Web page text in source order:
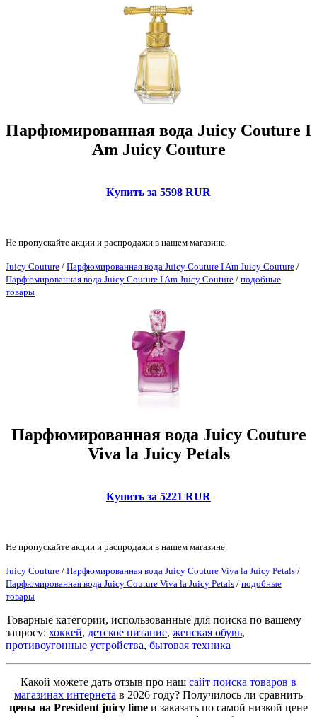
Парфюмированная вода Juicy Couture I
Am Juicy Couture
Купить за 5598 RUR
Не пропускайте акции и распродажи в нашем магазине.
Juicy Couture / Парфюмированная вода Juicy Couture I Am Juicy Couture /
Парфюмированная вода Juicy Couture I Am Juicy Couture / подобные
товары
Парфюмированная вода Juicy Couture
Viva la Juicy Petals
Купить за 5221 RUR
Не пропускайте акции и распродажи в нашем магазине.
Juicy Couture / Парфюмированная вода Juicy Couture Viva la Juicy Petals /
Парфюмированная вода Juicy Couture Viva la Juicy Petals / подобные
товары
Товарные категории, использованные для поиска по вашему
запросу: хоккей, детское питание, женская обувь,
противоугонные устройства, бытовая техника
Какой можете дать отзыв про наш сайт поиска товаров в
магазинах интернета в 2026 году? Получилось ли сравнить
цены на President juicy lime и заказать по самой низкой цене